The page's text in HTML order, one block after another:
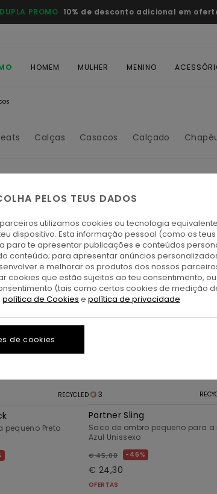
DUPLA PROMO 10% de desconto adicional em
HOMEM MULHER MENINO
Calças Casacos Calçado
RECYCLED
pequeno Preto
3
Partner Sling
Saco de ombro pequeno para a
Azul Unissexo
€ 45,00 46%
€ 24,30
OFERTAS
PELOS TEUS DADOS
utilizamos cookies ou tecnologia
dispositivo. Esta informação pessoal (como os
para te apresentar publicações e conteúdos
conteúdo; para apresentar anúncios
e melhorar os produtos dos nossos
cookies que estão sujeitos ao teu consentimento,
(tais como certos cookies de medição
política de Cookies e política de privacidade
de cookies